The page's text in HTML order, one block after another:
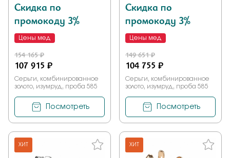
Скидка по
промокоду 3%
Цены мед
154 165 ₽
107 915 ₽
Серьги, комбинированное
золото, изумруд, проба 585
Посмотреть
Скидка по
промокоду 3%
Цены мед
149 651 ₽
104 755 ₽
Серьги, комбинированное
золото, изумруд, проба 585
Посмотреть
ХИТ ХИТ